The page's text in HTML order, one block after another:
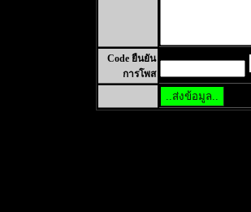
Code ยืนยัน
การโพส